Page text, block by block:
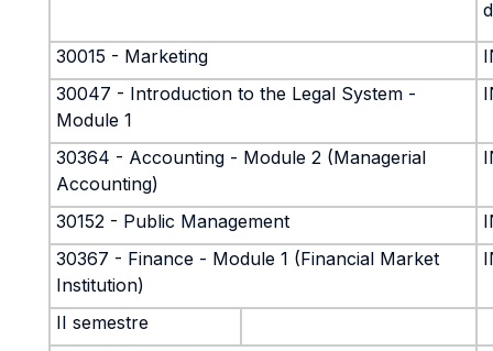
30015 - Marketing
30047 - Introduction to the Legal System -
Module 1
30364 - Accounting - Module 2 (Managerial
Accounting)
30152 - Public Management
30367 - Finance - Module 1 (Financial Market
Institution)
II semestre